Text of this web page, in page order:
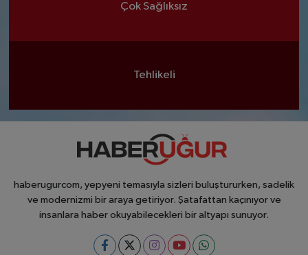
Çok Sağlıksız
Tehlikeli
haberugurcom, yepyeni temasıyla sizleri buluştururken, sadelik
ve modernizmi bir araya getiriyor. Şatafattan kaçınıyor ve
insanlara haber okuyabilecekleri bir altyapı sunuyor.